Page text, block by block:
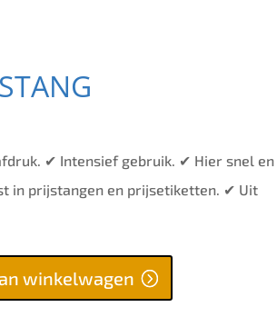
✔ Intensief gebruik. ✔ Hier snel en
in prijstangen en prijsetiketten. ✔ Uit
winkelwagen